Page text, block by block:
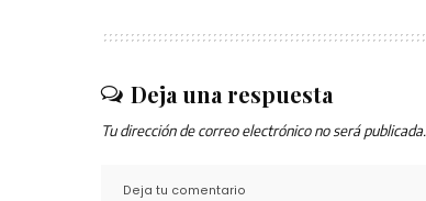
Deja una respuesta
Tu dirección de correo electrónico no será publicada.